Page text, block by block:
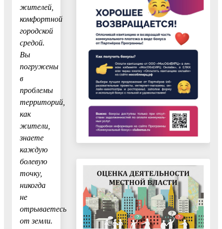
жителей,
комфортной
городской
средой.
Вы
погружены
в
проблемы
территорий,
как
жители,
знаете
каждую
болевую
точку,
никогда
не
отрываетесь
от земли.